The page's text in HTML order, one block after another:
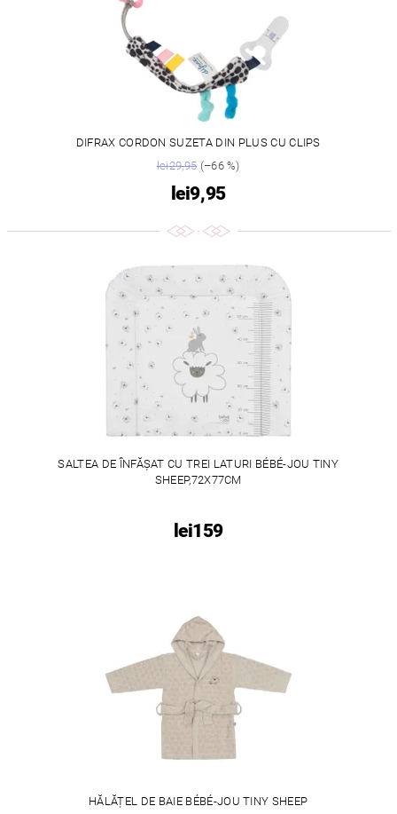
DIFRAX CORDON SUZETA DIN PLUS CU CLIPS
lei29,95(–66 %)
lei9,95
SALTEA DE ÎNFĂȘAT CU TREI LATURI BÉBÉ-JOU TINY
SHEEP,72X77CM
lei159
HĂLĂȚEL DE BAIE BÉBÉ-JOU TINY SHEEP